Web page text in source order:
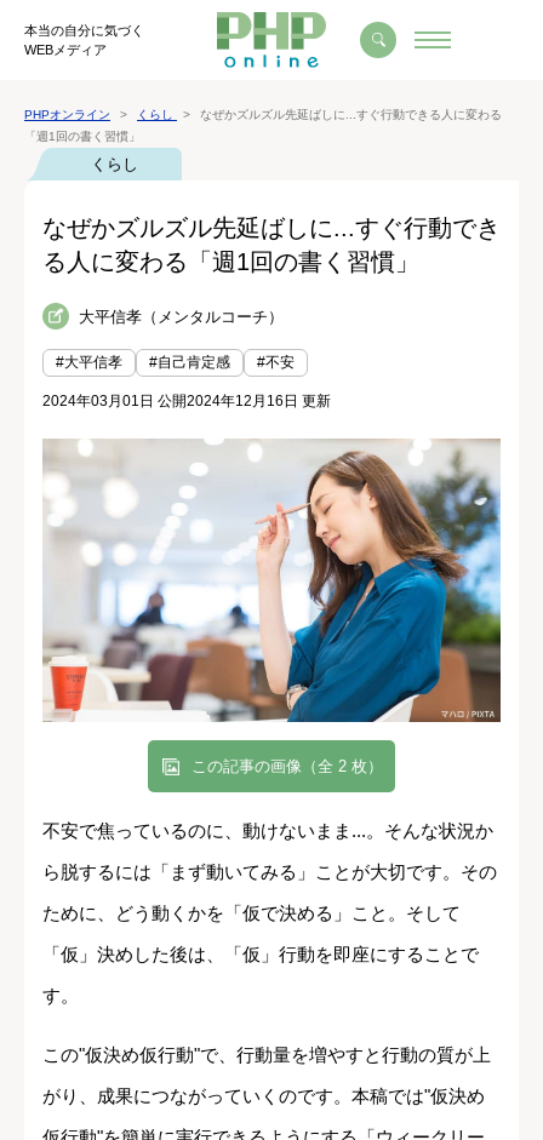
本当の自分に気づく
WEBメディア
PHPオンライン くらし
なぜかズルズル先延ばしに...すぐ行動できる人に変わる
「週1回の書く習慣」
くらし
なぜかズルズル先延ばしに...すぐ行動でき
る人に変わる「週1回の書く習慣」
大平信孝（メンタルコーチ）
#大平信孝 #自己肯定感 #不安
2024年03月01日 公開2024年12月16日 更新
この記事の画像（全 2 枚）
不安で焦っているのに、動けないまま...。そんな状況か
ら脱するには「まず動いてみる」ことが大切です。その
ために、どう動くかを「仮で決める」こと。そして
「仮」決めした後は、「仮」行動を即座にすることで
す。
この"仮決め仮行動"で、行動量を増やすと行動の質が上
がり、成果につながっていくのです。本稿では"仮決め